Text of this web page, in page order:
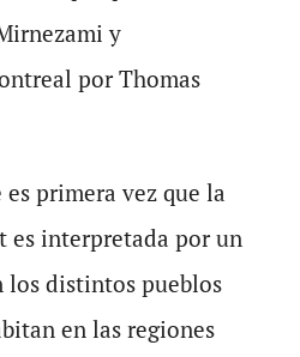
y
por Thomas
es primera vez que la
es interpretada por un
los distintos pueblos
en las regiones